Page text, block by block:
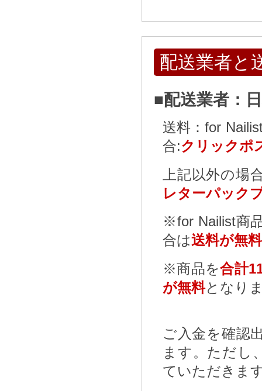
配送業者と
■配送業者：
送料：for
合:クリックポ
上記以外の場
レターパック
※for Nailist商
合は送料が無料
※商品を合計
が無料となり
ご入金を確認
ます。ただし
ていただきま